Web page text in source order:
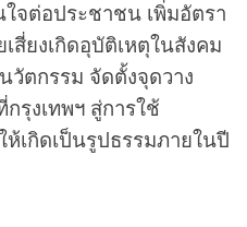
จต่อประชาชน เพิ่มอัตรา
สี่ยงเกิดอุบัติเหตุในสังคม
วัตกรรม จัดตั้งจุดวาง
รุงเทพฯ สู่การใช้
เกิดเป็นรูปธรรมภายในปี